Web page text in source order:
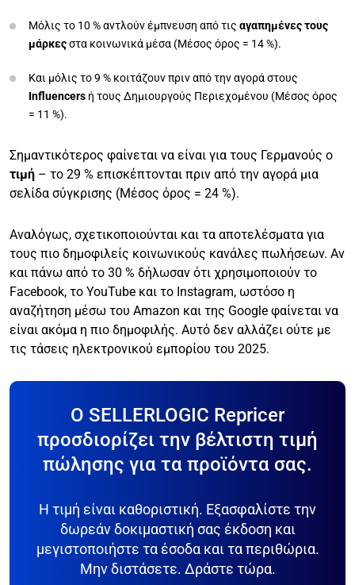
Μόλις το 10 % αντλούν έμπνευση από τις αγαπημένες τους
μάρκεςστα κοινωνικά μέσα (Μέσος όρος = 14 %).
Και μόλις το 9 % κοιτάζουν πριν από την αγορά στους
Influencers ή τους Δημιουργούς Περιεχομένου (Μέσος όρος
= 11 %).
Σημαντικότερος φαίνεται να είναι για τους Γερμανούς ο
τιμή – το 29 % επισκέπτονται πριν από την αγορά μια
σελίδα σύγκρισης (Μέσος όρος = 24 %).
Αναλόγως, σχετικοποιούνται και τα αποτελέσματα για
τους πιο δημοφιλείς κοινωνικούς κανάλες πωλήσεων. Αν
και πάνω από το 30 % δήλωσαν ότι χρησιμοποιούν το
Facebook, το YouTube και το Instagram, ωστόσο η
αναζήτηση μέσω του Amazon και της Google φαίνεται να
είναι ακόμα η πιο δημοφιλής. Αυτό δεν αλλάζει ούτε με
τις τάσεις ηλεκτρονικού εμπορίου του 2025.
Ο SELLERLOGIC Repricer
προσδιορίζει την βέλτιστη τιμή
πώλησης για τα προϊόντα σας.
Η τιμή είναι καθοριστική. Εξασφαλίστε την
δωρεάν δοκιμαστική σας έκδοση και
μεγιστοποιήστε τα έσοδα και τα περιθώρια.
Μην διστάσετε. Δράστε τώρα.